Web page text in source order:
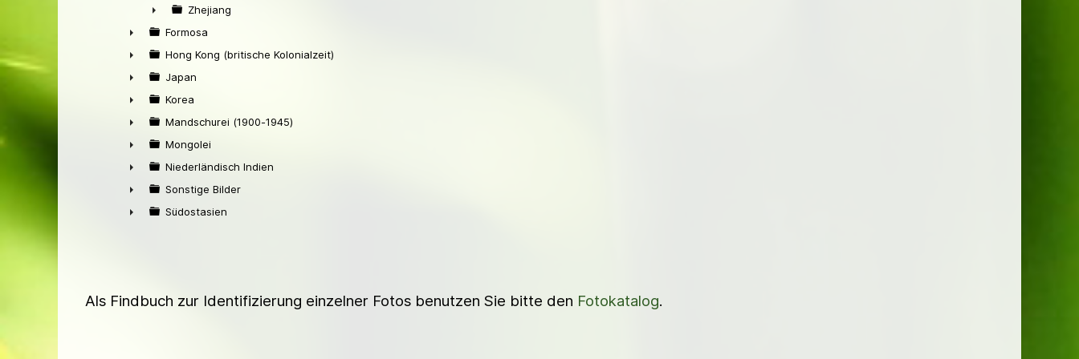
►
►
Zhejiang
►
Formosa
►
Hong Kong (britische Kolonialzeit)
►
Japan
►
Korea
►
Mandschurei (1900-1945)
►
Mongolei
►
Niederländisch Indien
►
Sonstige Bilder
Südostasien
Als Findbuch zur Identifizierung einzelner Fotos benutzen Sie bitte den Fotokatalog.